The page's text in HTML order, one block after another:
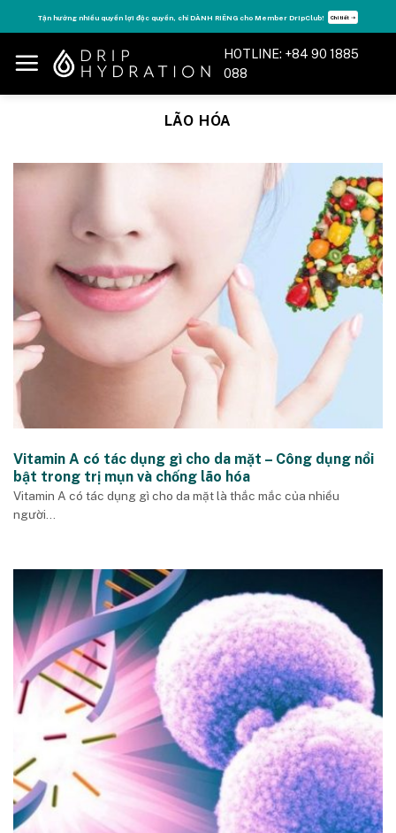
to
content
Tăng năng lượng - sống đỉnh cao với thẻ Vitamin Drip Membership. Xem ngay ➝
HOTLINE: +84 90 1885
088
LÃO HÓA
Vitamin A có tác dụng gì cho da mặt – Công dụng nổi
bật trong trị mụn và chống lão hóa
Vitamin A có tác dụng gì cho da mặt là thắc mắc của nhiều
người...